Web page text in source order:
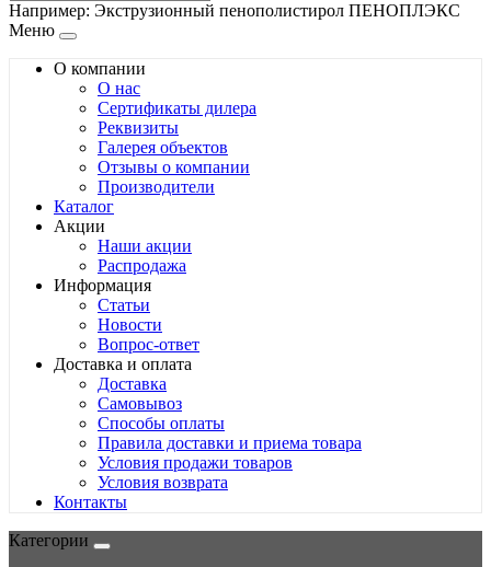
Например: Экструзионный пенополистирол ПЕНОПЛЭКС
Меню
О компании
О нас
Сертификаты дилера
Реквизиты
Галерея объектов
Отзывы о компании
Производители
Каталог
Акции
Наши акции
Распродажа
Информация
Статьи
Новости
Вопрос-ответ
Доставка и оплата
Доставка
Самовывоз
Способы оплаты
Правила доставки и приема товара
Условия продажи товаров
Условия возврата
Контакты
Категории